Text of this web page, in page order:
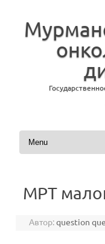
Перейти к
МРТ
Автор:question